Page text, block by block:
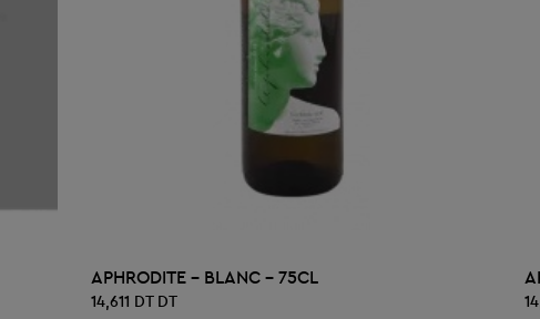
AJOUTER AU PANIER
APHRODITE - BLANC - 75CL
14,611 DT DT